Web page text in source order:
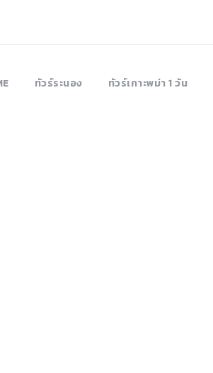
ทัวร์ระนอง ทัวร์เกาะพม่า 1 วัน